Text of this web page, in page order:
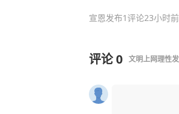
宣恩发布1评论23小时前
评论0 文明上网理性